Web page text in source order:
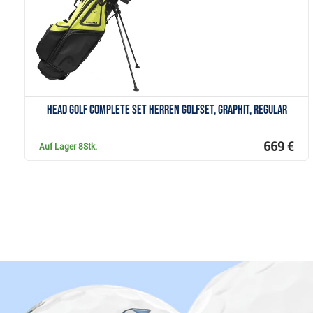
HEAD Golf Complete Set Herren Golfset, Graphit, Regular
Auf Lager8Stk. 669 €